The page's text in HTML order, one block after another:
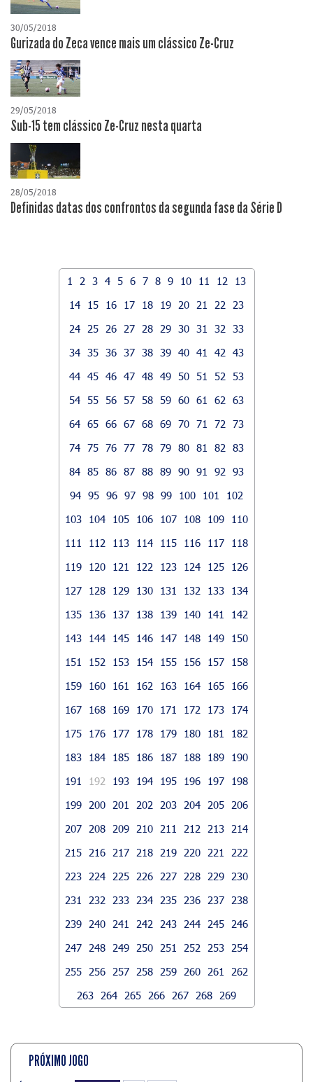
30/05/2018
Gurizada do Zeca vence mais um clássico Ze-Cruz
29/05/2018
Sub-15 tem clássico Ze-Cruz nesta quarta
28/05/2018
Definidas datas dos confrontos da segunda fase da Série D
1 2 3 4 5 6 7 8 9 10 11 12
13
14
15 16 17 18 19 20 21 22
23
24
25 26 27 28 29 30 31 32
33
34 35 36 37 38 39 40 41 42
43
44 45 46 47 48 49 50 51 52
53
54 55 56 57 58 59 60 61 62
63
64 65 66 67 68 69 70 71 72
73
74 75 76 77 78 79 80 81 82
83
84 85 86 87 88 89 90 91 92
93
94 95 96 97 98 99 100 101
102
103
104 105 106 107 108 109
110
111
112 113 114 115 116 117
118
119
120 121 122 123 124 125
126
127
128 129 130 131 132 133
134
135
136 137 138 139 140 141
142
143
144 145 146 147 148 149
150
151
152 153 154 155 156 157
158
159
160 161 162 163 164 165
166
167
168 169 170 171 172 173
174
175
176 177 178 179 180 181
182
183
184 185 186 187 188 189
190
191
192 193 194 195 196 197
198
199
200 201 202 203 204 205
206
207
208 209 210 211 212 213
214
215
216 217 218 219 220 221
222
223
224 225 226 227 228 229
230
231
232 233 234 235 236 237
238
239
240 241 242 243 244 245
246
247
248 249 250 251 252 253
254
255
256 257 258 259 260 261
262
263
264 265 266 267 268 269
PRÓXIMO JOGO